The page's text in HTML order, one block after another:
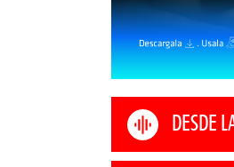
DESDE